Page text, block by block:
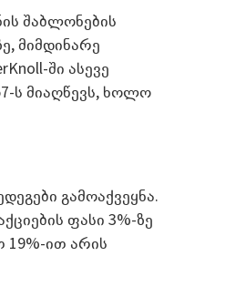
შაბლონების
მიმდინარე
ში ასევე
ს მიაღწევს, ხოლო
გამოაქვეყნა.
ფასი 3%-ზე
19%-ით არის